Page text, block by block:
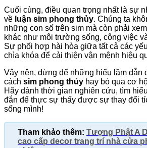
Cuối cùng, điều quan trọng nhất là sự
về luận sim phong thủy. Chúng ta
những con số trên sim mà còn phải
khác như môi trường sống, công việc
Sự phối hợp hài hòa giữa tất cả các
chìa khóa để cải thiện vận mệnh hiệu
Vậy nên, đừng để những hiểu lầm dẫn
cách sim phong thủy hay bỏ qua cơ
Hãy dành thời gian nghiên cứu, tìm
đắn để thực sự thấy được sự thay đổi
sống mình!
Tham khảo thêm: Tượng Phật A
cao cấp decor trang trí nhà cửa